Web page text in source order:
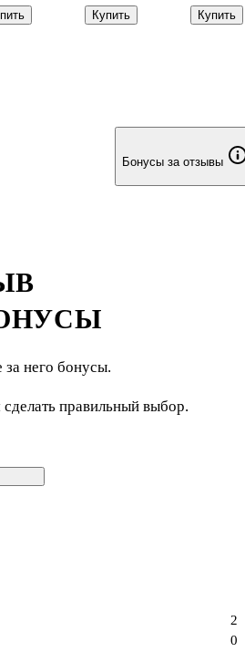
2,5 мм,
Черный», 120
листов в клетку,
Купить
Book.
Купить
Бонусы за отзывы
за него бонусы.
правильный выбор.
0
2